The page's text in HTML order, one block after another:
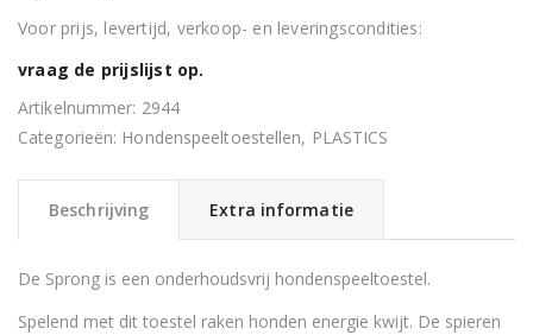
Voor prijs, levertijd, verkoop- en leveringscondities:
vraag de prijslijst op.
Artikelnummer: 2944
Categorieën: Hondenspeeltoestellen, PLASTICS
Beschrijving Extra informatie
De Sprong is een onderhoudsvrij hondenspeeltoestel.
Spelend met dit toestel raken honden energie kwijt. De spieren